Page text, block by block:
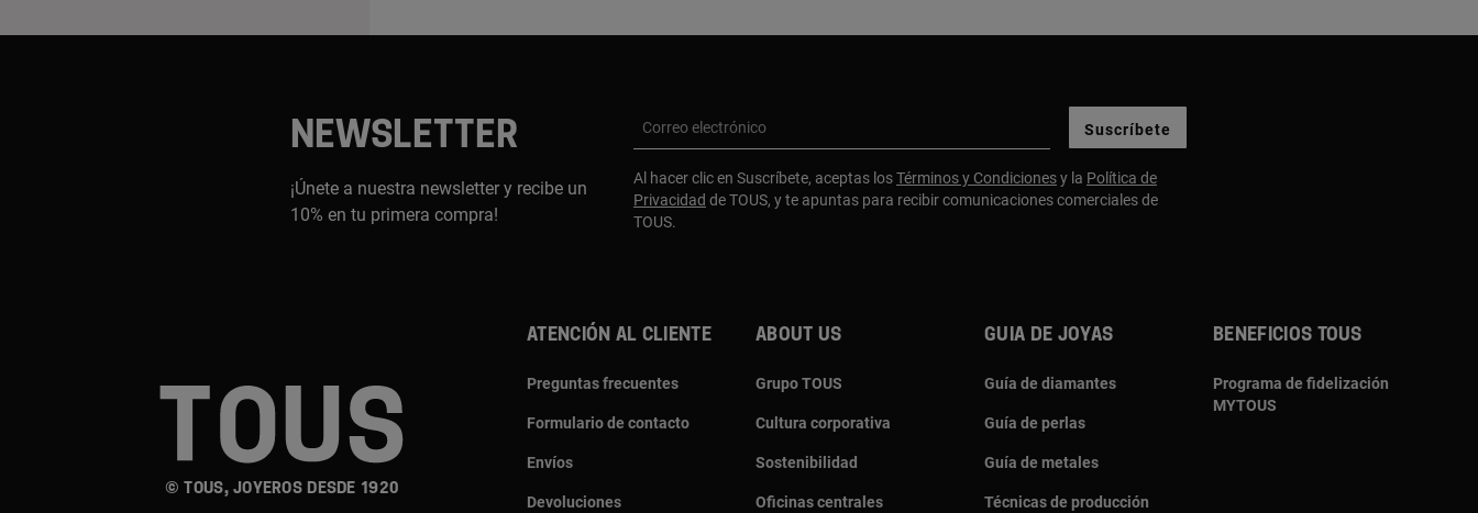
NEWSLETTER
¡Únete a nuestra newsletter y recibe un
10% en tu primera compra!
Correo electrónico Suscríbete
Al hacer clic en Suscríbete, aceptas losTérminos y Condicionesy la Política de
Privacidad de TOUS, y te apuntas para recibir comunicaciones comerciales de
TOUS.
© TOUS, JOYEROS DESDE 1920
Atención al cliente
Preguntas frecuentes
Formulario de contacto
Envíos
Devoluciones
About us
Grupo TOUS
Cultura corporativa
Sostenibilidad
Oficinas centrales
Guia de joyas
Guía de diamantes
Guía de perlas
Guía de metales
Técnicas de producción
Beneficios TOUS
Programa de fidelización
MYTOUS